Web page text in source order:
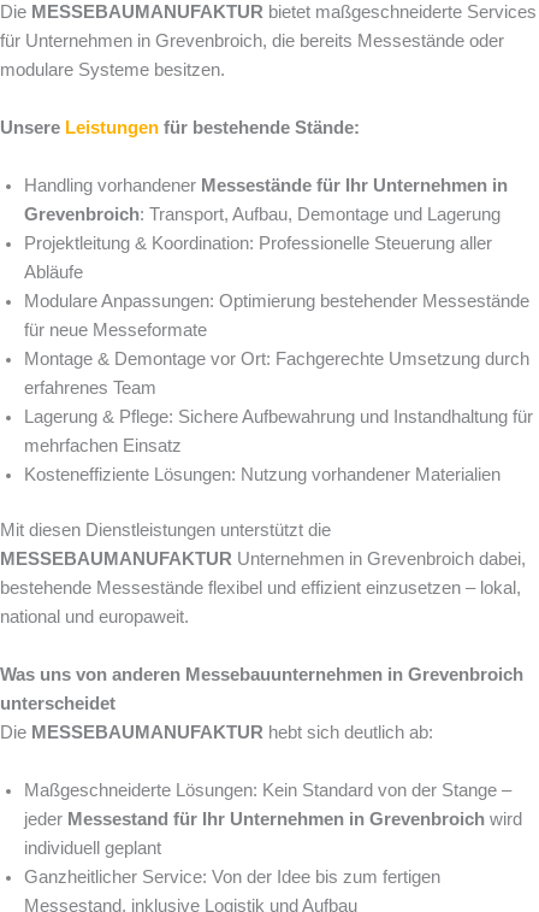
Die MESSEBAUMANUFAKTUR bietet maßgeschneiderte Services
für Unternehmen in Grevenbroich, die bereits Messestände oder
modulare Systeme besitzen.
Unsere Leistungen für bestehende Stände:
Handling vorhandener Messestände für Ihr Unternehmen in
Grevenbroich: Transport, Aufbau, Demontage und Lagerung
Projektleitung & Koordination: Professionelle Steuerung aller
Abläufe
Modulare Anpassungen: Optimierung bestehender Messestände
für neue Messeformate
Montage & Demontage vor Ort: Fachgerechte Umsetzung durch
erfahrenes Team
Lagerung & Pflege: Sichere Aufbewahrung und Instandhaltung für
mehrfachen Einsatz
Kosteneffiziente Lösungen: Nutzung vorhandener Materialien
Mit diesen Dienstleistungen unterstützt die
MESSEBAUMANUFAKTUR Unternehmen in Grevenbroich dabei,
bestehende Messestände flexibel und effizient einzusetzen – lokal,
national und europaweit.
Was uns von anderen Messebauunternehmen in Grevenbroich
unterscheidet
Die MESSEBAUMANUFAKTUR hebt sich deutlich ab:
Maßgeschneiderte Lösungen: Kein Standard von der Stange –
jeder Messestand für Ihr Unternehmen in Grevenbroich wird
individuell geplant
Ganzheitlicher Service: Von der Idee bis zum fertigen
Messestand, inklusive Logistik und Aufbau